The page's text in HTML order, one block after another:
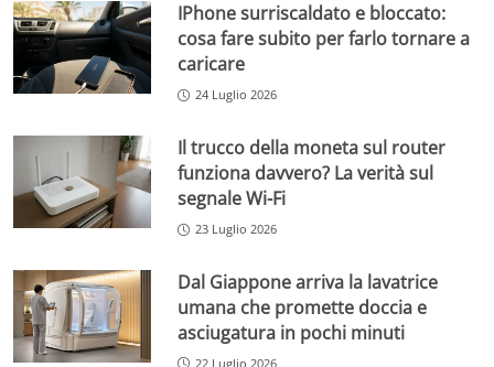
IPhone surriscaldato e bloccato:
cosa fare subito per farlo tornare a
caricare
24 Luglio 2026
Il trucco della moneta sul router
funziona davvero? La verità sul
segnale Wi-Fi
23 Luglio 2026
Dal Giappone arriva la lavatrice
umana che promette doccia e
asciugatura in pochi minuti
22 Luglio 2026